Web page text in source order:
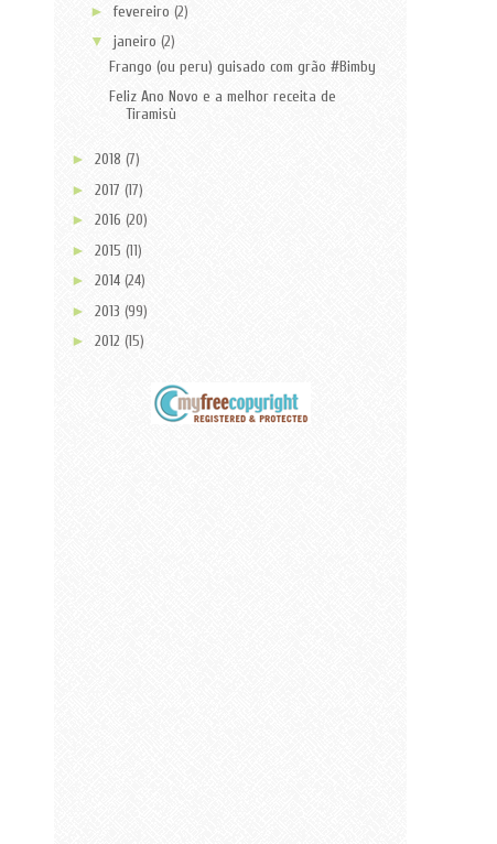
► fevereiro (2)
▼ janeiro (2)
Frango (ou peru) guisado com grão #Bimby
Feliz Ano Novo e a melhor receita de
Tiramisù
► 2018 (7)
► 2017 (17)
► 2016 (20)
► 2015 (11)
► 2014 (24)
► 2013 (99)
► 2012 (15)